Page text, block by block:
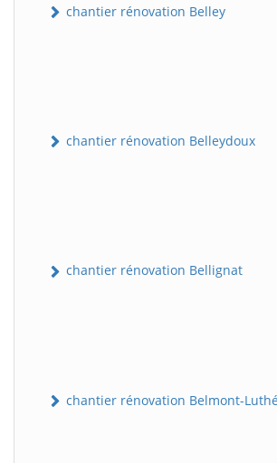
chantier rénovation Belley
chantier rénovation Belleydoux
chantier rénovation Bellignat
chantier rénovation Belmont-